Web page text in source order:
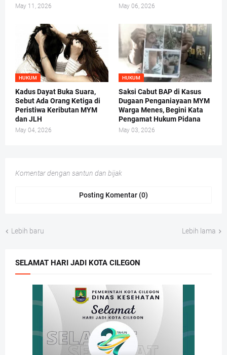
May 11, 2026 May 06, 2026
HUKUM
Kadus Dayat Buka Suara,
Sebut Ada Orang Ketiga di
Peristiwa Keributan MYM
dan JLH
May 04, 2026
HUKUM
Saksi Cabut BAP di Kasus
Dugaan Penganiayaan MYM
Warga Menes, Begini Kata
Pengamat Hukum Pidana
May 03, 2026
Komentar dengan santun dan bijak
Posting Komentar (0)
Lebih baru Lebih lama
SELAMAT HARI JADI KOTA CILEGON